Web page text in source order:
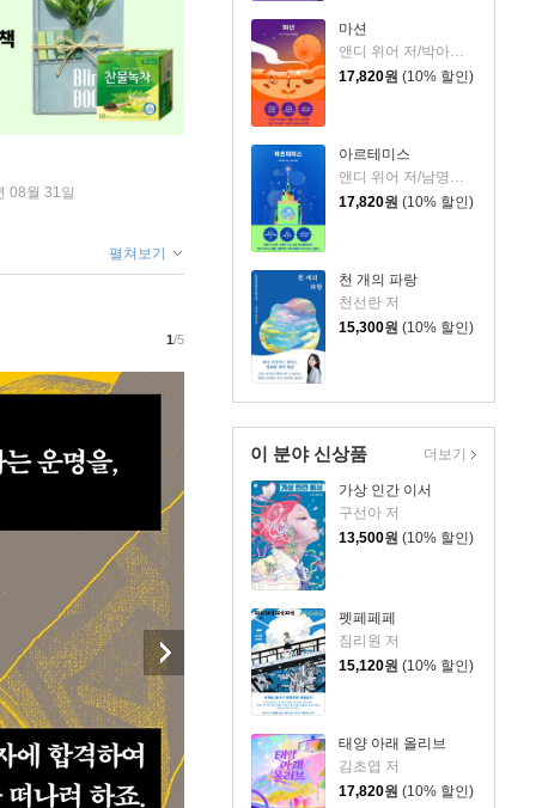
마션
17,820원 (10% 할인)
아르테미스
17,820원 (10% 할인)
천 개의 파랑
천선란 저
15,300원 (10% 할인)
이 분야 신상품
가상 인간 이서
구선아 저
13,500원 (10% 할인)
펫페페페
짐리원 저
15,120원 (10% 할인)
태양 아래 올리브
김초엽 저
17,820원 (10% 할인)
더보기
08월 31일
펼쳐보기
1/5